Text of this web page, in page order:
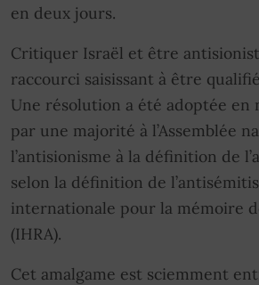
en deux jours.
Critiquer Israël et être
raccourci saisissant à être
Une résolution a été adoptée en
par une majorité à l’Assemblée
l’antisionisme à la définition de
selon la définition de
internationale pour la mémoire
(IHRA).
Cet amalgame est sciemment